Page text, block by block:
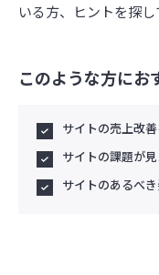
いる方、ヒントを探し
このような方にお
サイトの売上改
サイトの課題が
サイトのあるべ